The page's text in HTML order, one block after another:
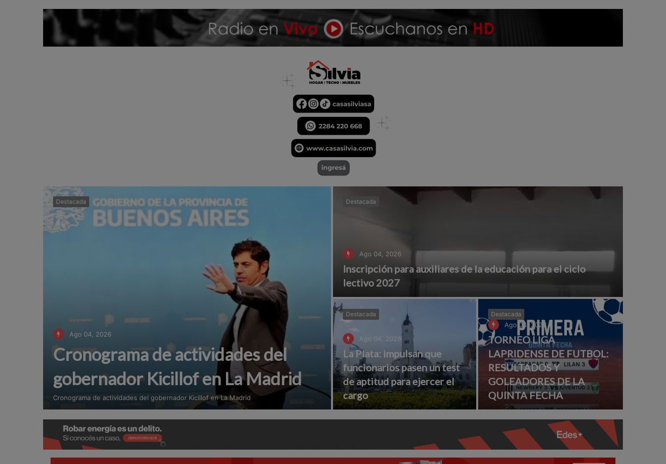
modo
Destacada
Ago 04, 2026
Cronograma de actividades del
gobernador Kicillof en La Madrid
Cronograma de actividades del gobernador Kicillof en La Madrid
Destacada
Ago 04, 2026
Inscripción para auxiliares de la educación para el ciclo
lectivo 2027
Destacada
Ago 04, 2026
La Plata: impulsan que
funcionarios pasen un test
de aptitud para ejercer el
cargo
Destacada
Ago 04, 2026
TORNEO LIGA
LAPRIDENSE DE FUTBOL:
RESULTADOS Y
GOLEADORES DE LA
QUINTA FECHA